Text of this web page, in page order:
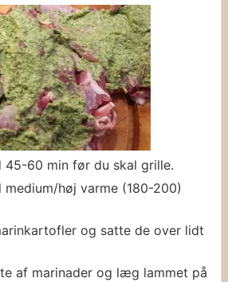
45-60 min før du skal grille.
høj varme (180-200)
og satte de over lidt
af marinader og læg lammet på